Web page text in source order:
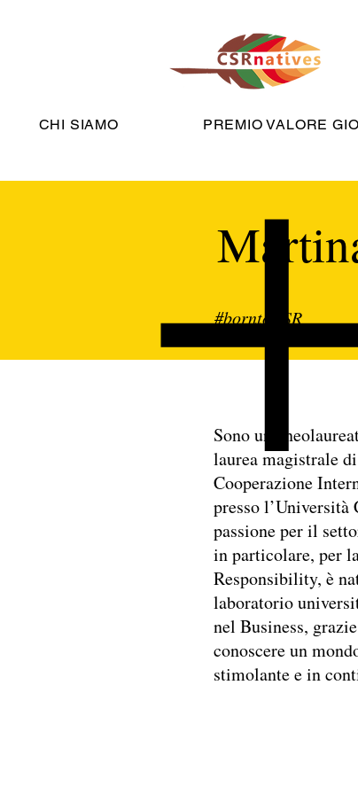
CHI SIAMO PREMIO VALORE
#borntoCSR
Sono una
laurea magistrale
Cooperazione
presso
passione per il
in particolare, per
Responsibility, è
laboratorio
nel Business,
conoscere un
stimolante e in